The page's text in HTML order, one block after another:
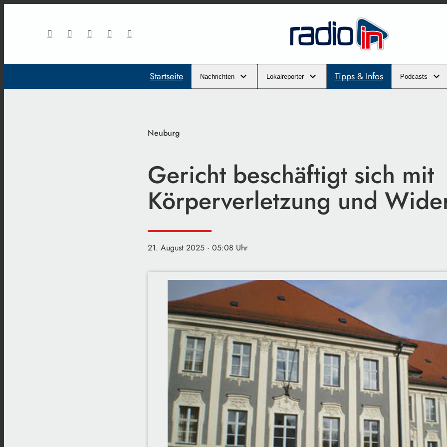
Startseite Nachrichten Lokalreporter Tipps & Infos Podcasts
Neuburg
Gericht beschäftigt sich mit
Körperverletzung und
21. August 2025 · 05:08 Uhr